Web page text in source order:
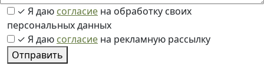
✓ Я даю согласие на обработку своих
персональных данных
✓ Я даю согласие на рекламную рассылку
Отправить